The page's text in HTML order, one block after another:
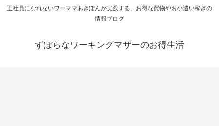
正社員になれないワーママあきぽんが実践する、お得な買物やお小遣い稼ぎの
情報ブログ
ずぼらなワーキングマザーのお得生活